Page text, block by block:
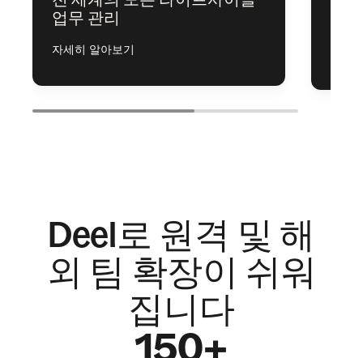
업무 관리
자세히 알아보기
Deel로 원격 및 해
외 팀 확장이 쉬워
집니다
150+